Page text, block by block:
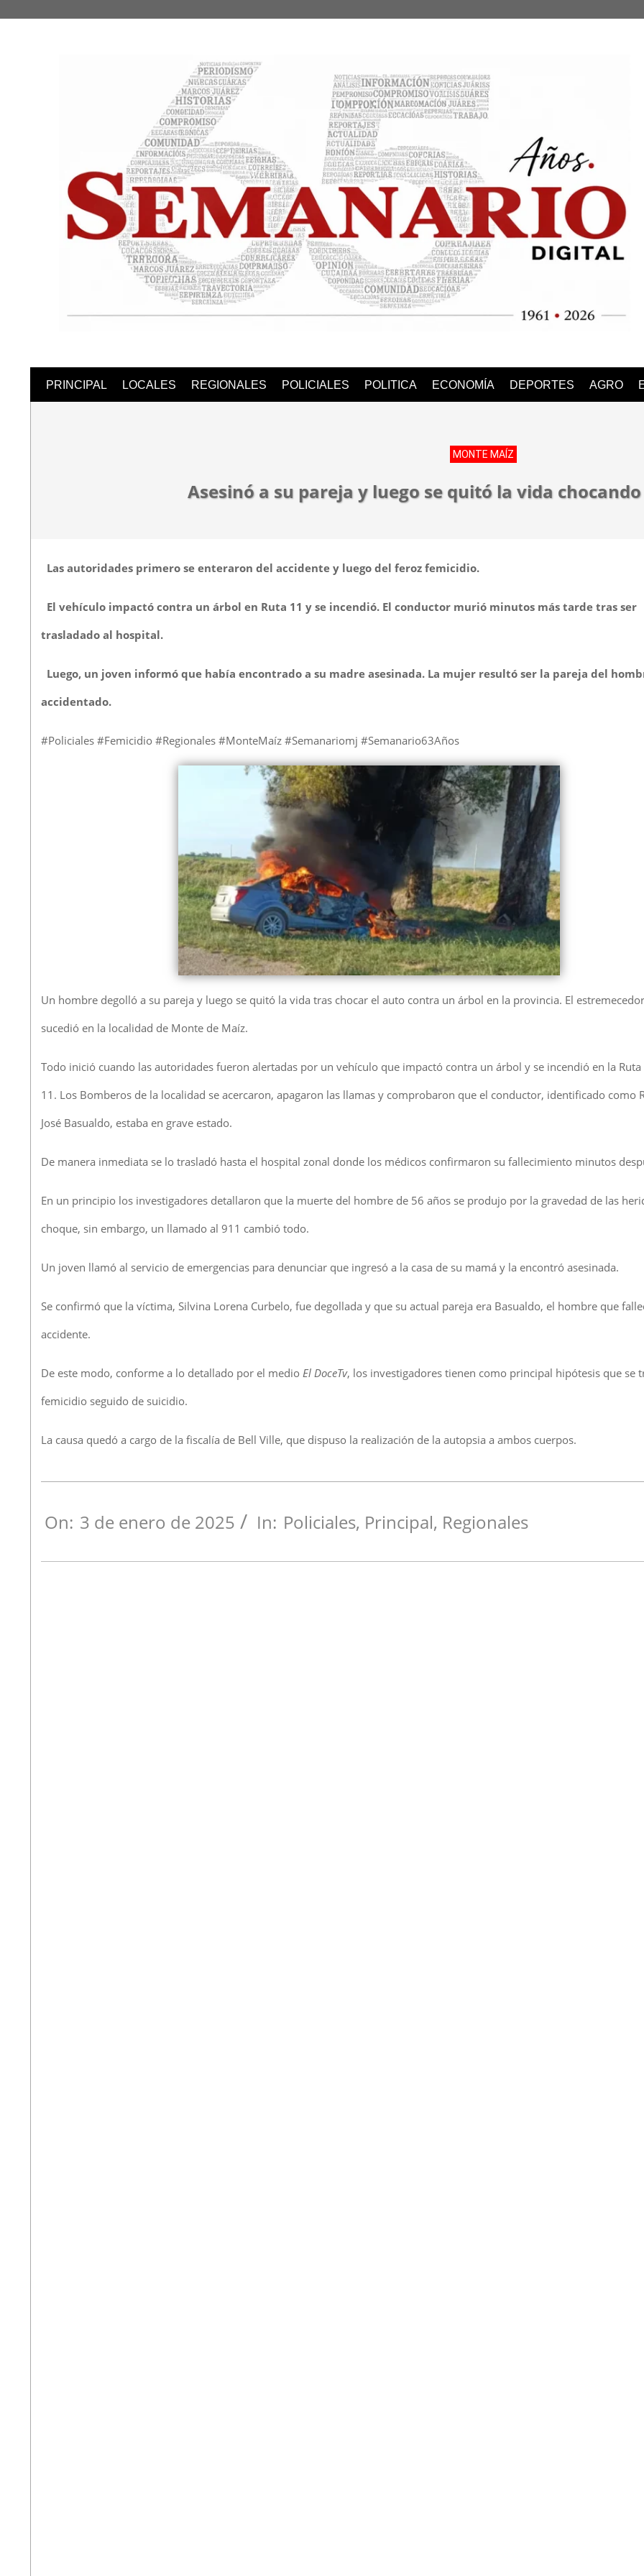
Semanario
Digital
PRINCIPAL LOCALES REGIONALES POLICIALES POLITICA ECONOMÍA DEPORTES AGRO
MONTE MAÍZ
Asesinó a su pareja y luego se quitó la vida
Las autoridades primero se enteraron del accidente y luego del feroz femicidio.
El vehículo impactó contra un árbol en Ruta 11 y se incendió. El conductor murió minutos más tarde tras ser
trasladado al hospital.
Luego, un joven informó que había encontrado a su madre asesinada. La mujer resultó ser la pareja del
accidentado.
#Policiales #Femicidio #Regionales #MonteMaíz #Semanariomj #Semanario63Años
Un hombre degolló a su pareja y luego se quitó la vida tras chocar el auto contra un árbol en la provincia. El
sucedió en la localidad de Monte de Maíz.
Todo inició cuando las autoridades fueron alertadas por un vehículo que impactó contra un árbol y se incendió en la
11. Los Bomberos de la localidad se acercaron, apagaron las llamas y comprobaron que el conductor, identificado como
José Basualdo, estaba en grave estado.
De manera inmediata se lo trasladó hasta el hospital zonal donde los médicos confirmaron su fallecimiento minutos
En un principio los investigadores detallaron que la muerte del hombre de 56 años se produjo por la gravedad de las
choque, sin embargo, un llamado al 911 cambió todo.
Un joven llamó al servicio de emergencias para denunciar que ingresó a la casa de su mamá y la encontró asesinada.
Se confirmó que la víctima, Silvina Lorena Curbelo, fue degollada y que su actual pareja era Basualdo, el hombre que
accidente.
De este modo, conforme a lo detallado por el medio El DoceTv, los investigadores tienen como principal hipótesis que se
femicidio seguido de suicidio.
La causa quedó a cargo de la fiscalía de Bell Ville, que dispuso la realización de la autopsia a ambos cuerpos.
On: 3 de enero de 2025 In: Policiales, Principal, Regionales